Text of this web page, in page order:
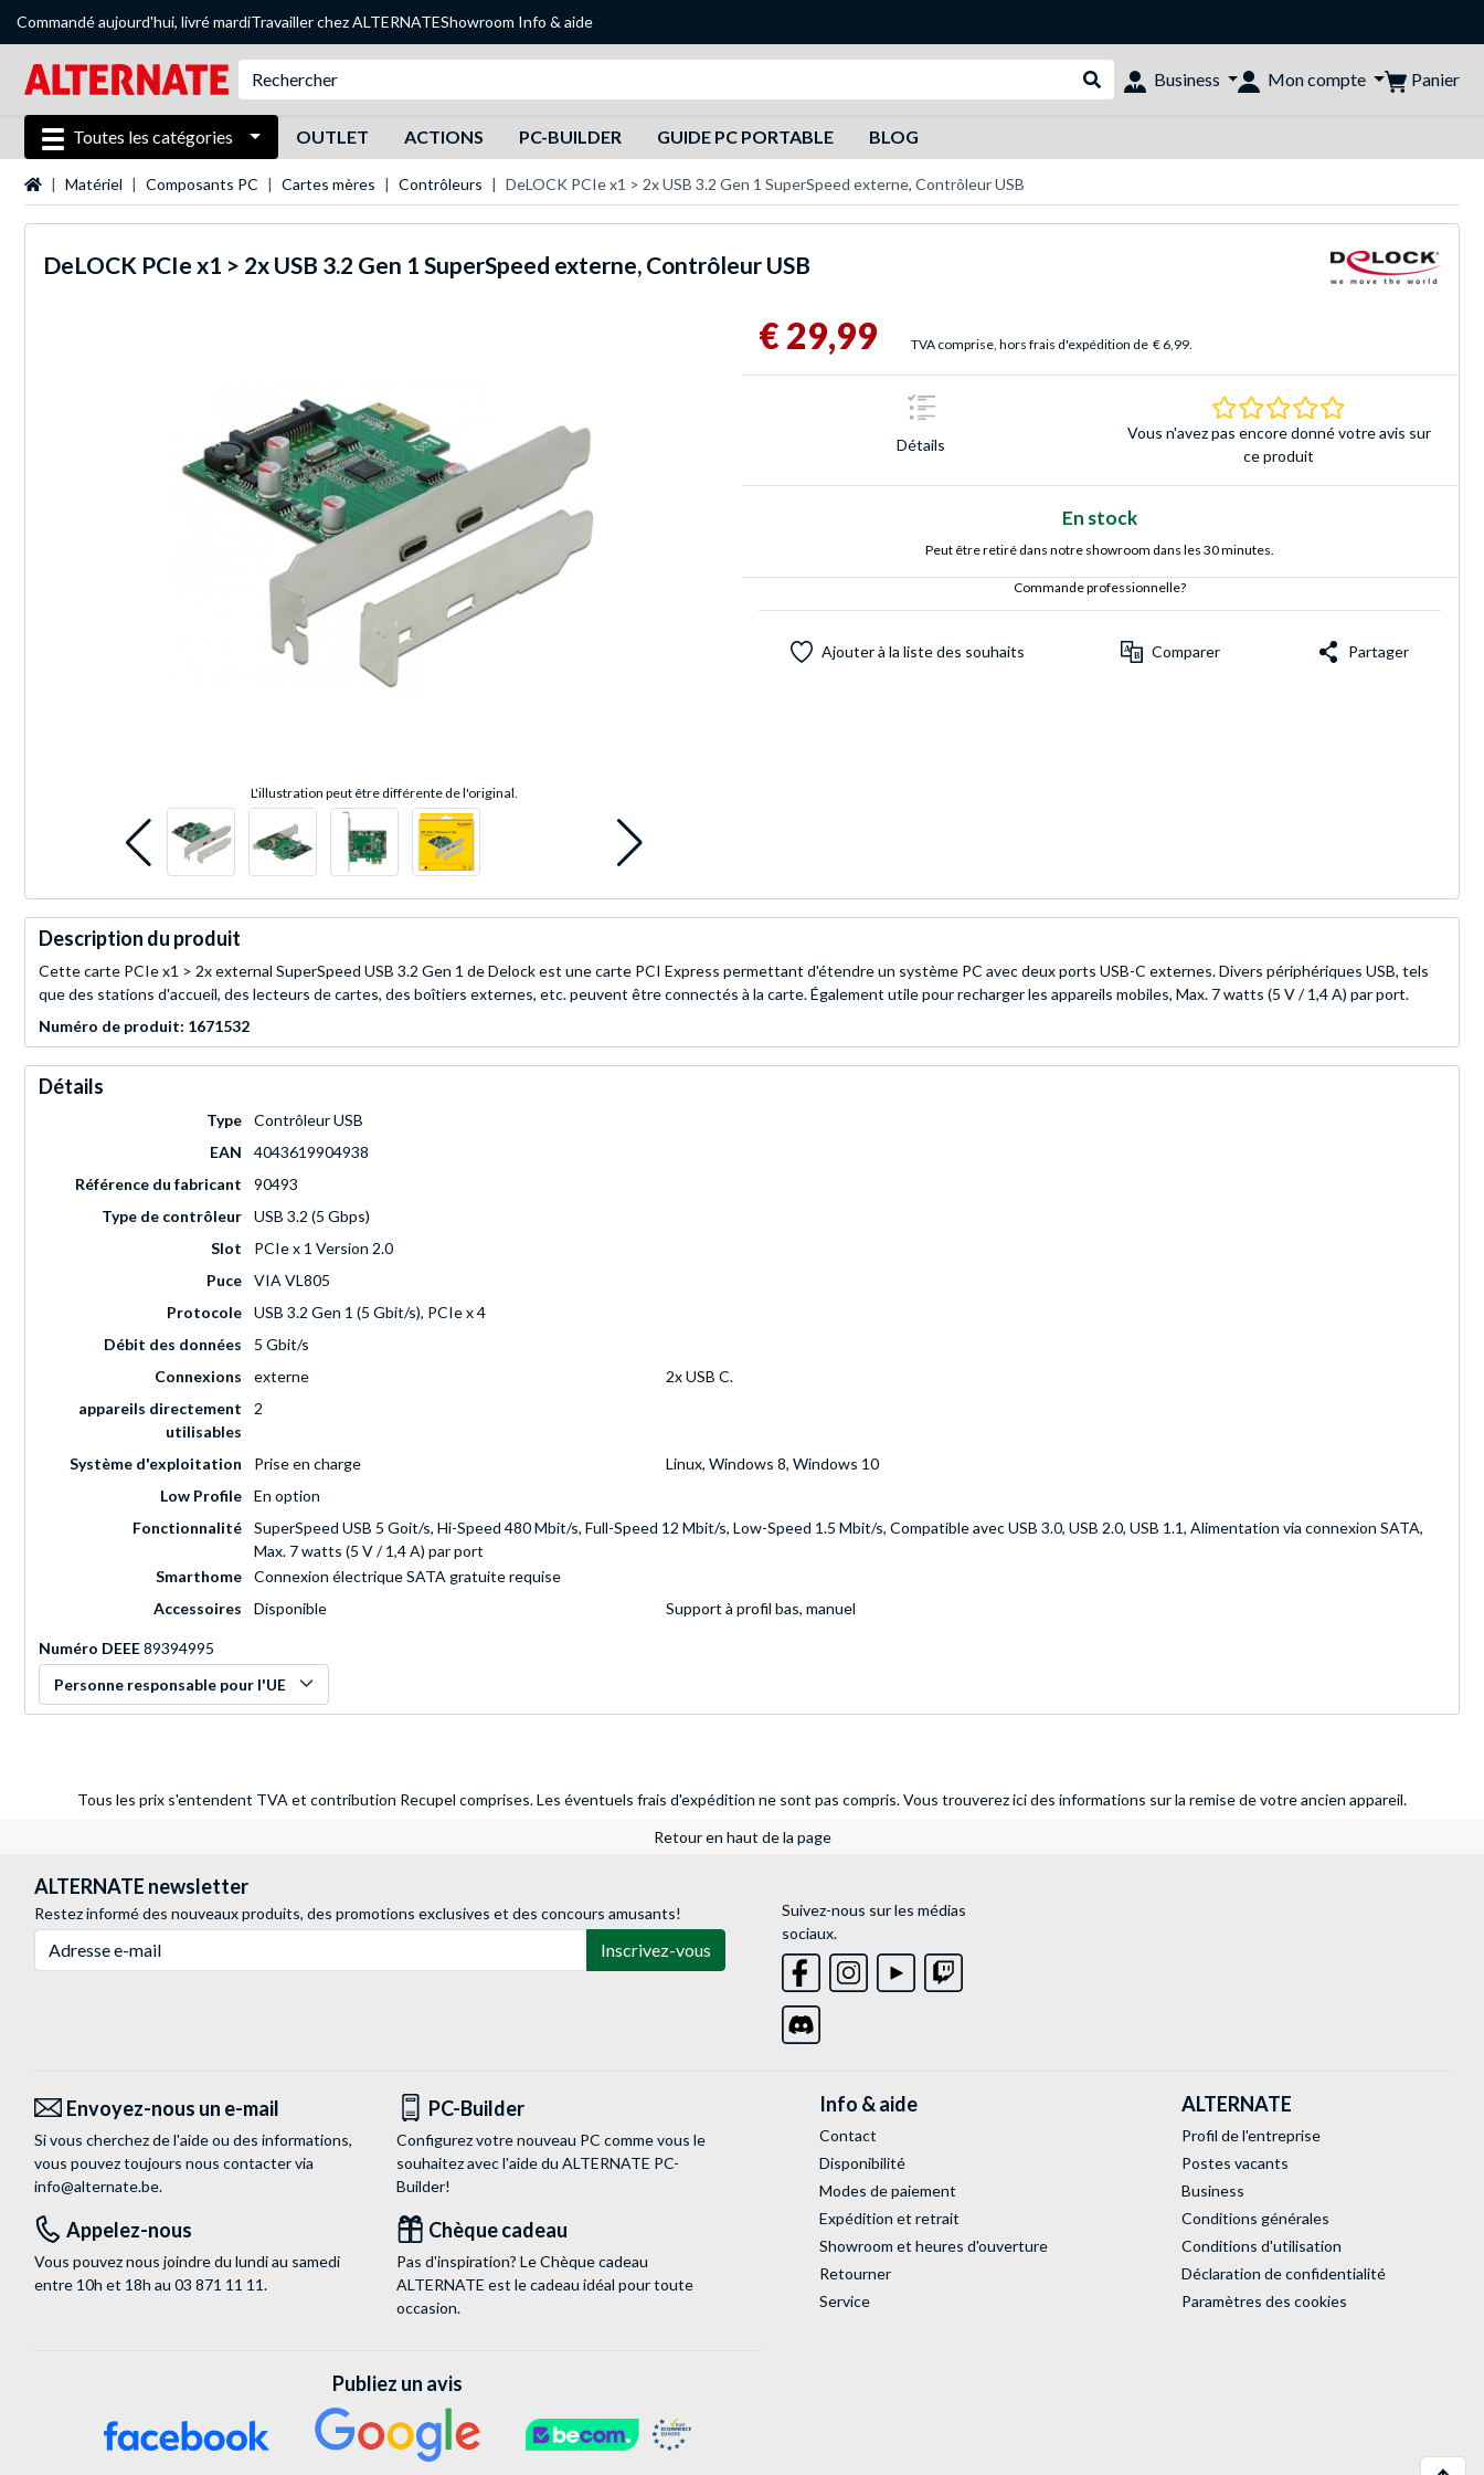
Commandé aujourd'hui, livré mardiTravailler chez ALTERNATEShowroom Info & aide
Rechercher dans le shop
Business Mon compte Panier
Toutes les catégories OUTLET ACTIONS PC-BUILDER GUIDE PC PORTABLE BLOG
Page d'accueil
Matériel Composants PC Cartes mères Contrôleurs DeLOCK PCIe x1 > 2x USB 3.2 Gen 1 SuperSpeed externe, Contrôleur USB
DeLOCK PCIe x1 > 2x USB 3.2 Gen 1 SuperSpeed externe, Contrôleur USB
L'illustration peut être différente de l'original.
€ 29,99 TVA comprise, hors frais d'expédition de € 6,99.
Détails
0.0 Étoiles Basé sur
Vous n'avez pas encore donné votre avis sur
ce produit
En stock
Peut être retiré dans notre showroom dans les 30 minutes.
Commande professionnelle?
Ajouter à la liste des souhaits Comparer Partager
Description du produit
Cette carte PCIe x1 > 2x external SuperSpeed USB 3.2 Gen 1 de Delock est une carte PCI Express permettant d'étendre un système PC avec deux ports USB-C externes. Divers périphériques USB, tels
que des stations d'accueil, des lecteurs de cartes, des boîtiers externes, etc. peuvent être connectés à la carte. Également utile pour recharger les appareils mobiles, Max. 7 watts (5 V / 1,4 A) par port.
Numéro de produit: 1671532
Détails
Type
Contrôleur USB
EAN
4043619904938
Référence du fabricant
90493
Type de contrôleur
USB 3.2 (5 Gbps)
Slot
PCIe x 1 Version 2.0
Puce
VIA VL805
Protocole
USB 3.2 Gen 1 (5 Gbit/s), PCIe x 4
Débit des données
5 Gbit/s
Connexions
externe
2x USB C.
appareils directement
utilisables
2
Système d'exploitation Prise en charge
Linux, Windows 8, Windows 10
Low Profile
En option
Fonctionnalité
SuperSpeed USB 5 Goit/s, Hi-Speed 480 Mbit/s, Full-Speed 12 Mbit/s, Low-Speed 1.5 Mbit/s, Compatible avec USB 3.0, USB 2.0, USB 1.1, Alimentation via connexion SATA,
Max. 7 watts (5 V / 1,4 A) par port
Smarthome
Connexion électrique SATA gratuite requise
Accessoires
Disponible Support à profil bas, manuel
Numéro DEEE89394995
Personne responsable pour l'UE
Tous les prix s'entendent TVA et contribution Recupel comprises. Les éventuels frais d'expédition ne sont pas compris.Vous trouverez ici des informations sur la remise de votre ancien appareil.
Retour en haut de la page
ALTERNATE newsletter
Restez informé des nouveaux produits, des promotions exclusives et des concours amusants!
Inscrivez-vous
Suivez-nous sur les médias
sociaux.
Envoyez-nous un e-mail
Si vous cherchez de l'aide ou des informations,
vous pouvez toujours nous contacter via
info@alternate.be.
PC-Builder
Configurez votre nouveau PC comme vous le
souhaitez avec l'aide du ALTERNATE PC-
Builder!
Appelez-nous
Vous pouvez nous joindre du lundi au samedi
entre 10h et 18h au 03 871 11 11.
Chèque cadeau
Pas d'inspiration? Le Chèque cadeau
ALTERNATE est le cadeau idéal pour toute
occasion.
Info & aide
Contact
Disponibilité
Modes de paiement
Expédition et retrait
Showroom et heures d'ouverture
Retourner
Service
ALTERNATE
Profil de l'entreprise
Postes vacants
Business
Conditions générales
Conditions d'utilisation
Déclaration de confidentialité
Paramètres des cookies
Publiez un avis